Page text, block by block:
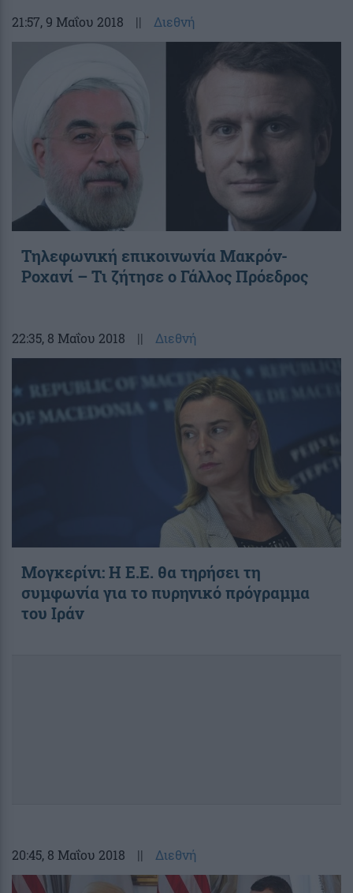
21:57, 9 Μαΐου 2018 || Διεθνή
Τηλεφωνική επικοινωνία Μακρόν-
Ροχανί – Τι ζήτησε ο Γάλλος Πρόεδρος
22:35, 8 Μαΐου 2018 || Διεθνή
Μογκερίνι: Η Ε.Ε. θα τηρήσει τη
συμφωνία για το πυρηνικό πρόγραμμα
του Ιράν
20:45, 8 Μαΐου 2018 || Διεθνή